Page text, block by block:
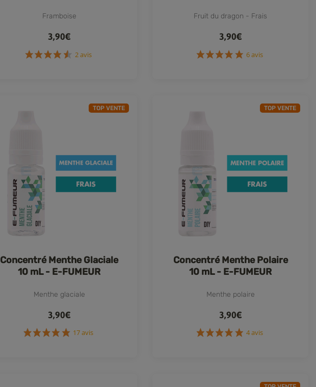
Framboise
3,90€
Fruit du dragon - Frais
3,90€
TOP VENTE
Concentré Menthe Glaciale
10 mL - E-FUMEUR
Menthe glaciale
3,90€
TOP VENTE
Concentré Menthe Polaire
10 mL - E-FUMEUR
Menthe polaire
3,90€